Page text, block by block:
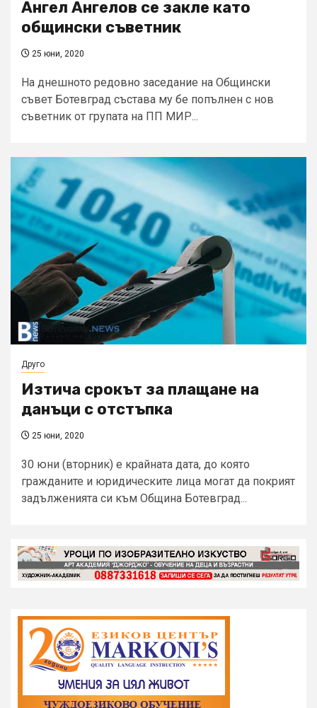
Ангел Ангелов се закле като
общински съветник
25 юни, 2020
На днешното редовно заседание на Общински
съвет Ботевград състава му бе попълнен с нов
съветник от групата на ПП МИР...
Друго
Изтича срокът за плащане на
данъци с отстъпка
25 юни, 2020
30 юни (вторник) е крайната дата, до която
гражданите и юридическите лица могат да покрият
задълженията си към Община Ботевград...